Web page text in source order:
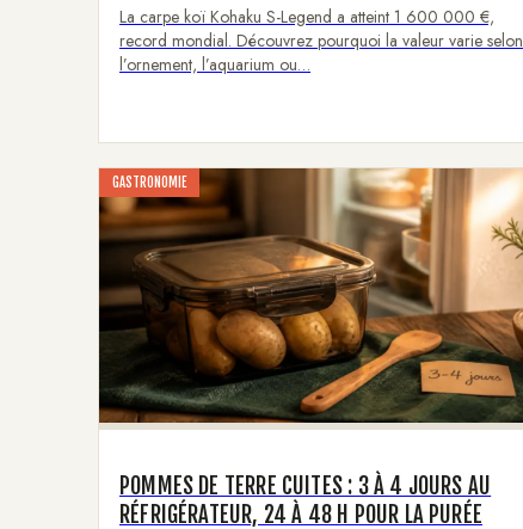
La carpe koï Kohaku S-Legend a atteint 1 600 000 €,
record mondial. Découvrez pourquoi la valeur varie selon
l’ornement, l’aquarium ou…
GASTRONOMIE
POMMES DE TERRE CUITES : 3 À 4 JOURS AU
RÉFRIGÉRATEUR, 24 À 48 H POUR LA PURÉE